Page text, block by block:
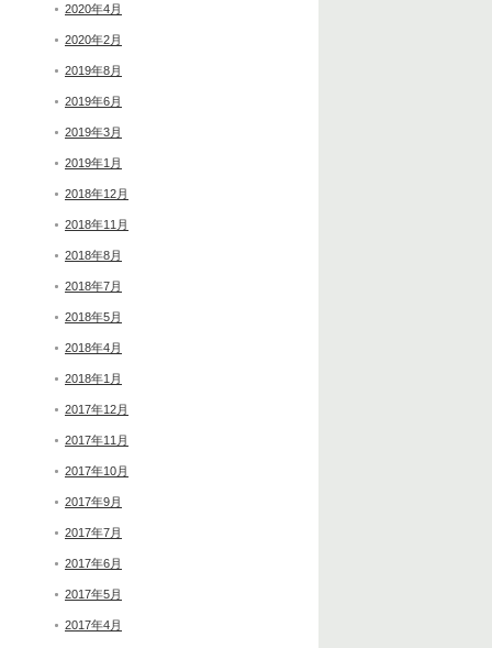
2020年4月
2020年2月
2019年8月
2019年6月
2019年3月
2019年1月
2018年12月
2018年11月
2018年8月
2018年7月
2018年5月
2018年4月
2018年1月
2017年12月
2017年11月
2017年10月
2017年9月
2017年7月
2017年6月
2017年5月
2017年4月